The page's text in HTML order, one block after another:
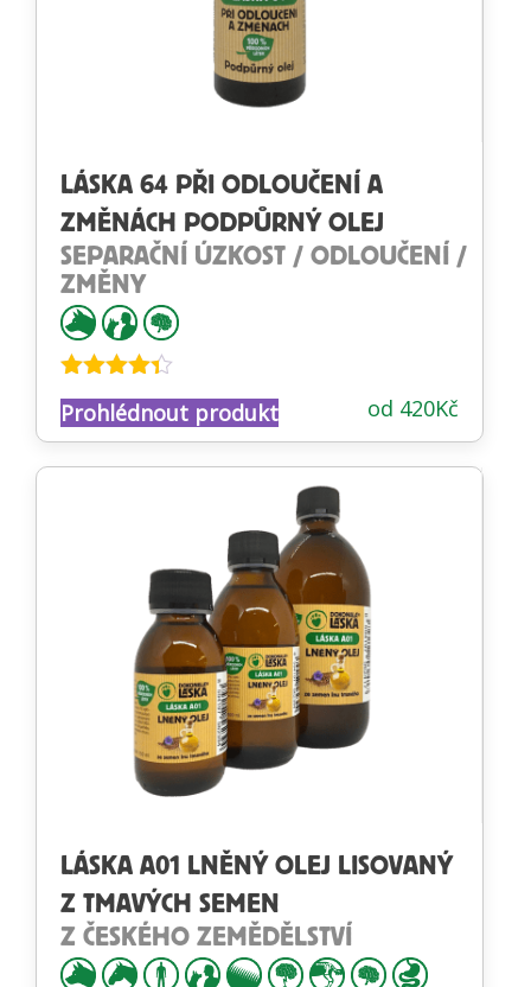
LÁSKA 64 PŘI ODLOUČENÍ A
ZMĚNÁCH PODPŮRNÝ OLEJ
SEPARAČNÍ ÚZKOST / ODLOUČENÍ /
ZMĚNY
Hodnocení
4.27z 5 od 420Kč
Prohlédnout produkt
LÁSKA A01 LNĚNÝ OLEJ LISOVANÝ
Z TMAVÝCH SEMEN
Z ČESKÉHO ZEMĚDĚLSTVÍ